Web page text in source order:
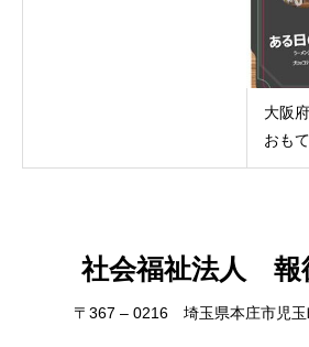
大阪
おも
社会福祉法人 報
〒367 – 0216 埼玉県本庄市児玉